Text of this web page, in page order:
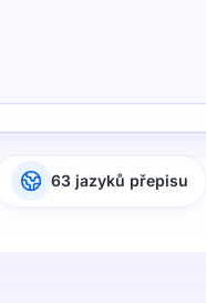
63 jazyků přepisu